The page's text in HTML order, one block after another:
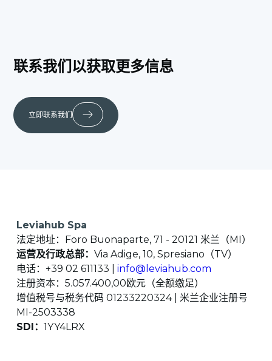
联系我们以获取更多信息
立即联系我们
Leviahub Spa
法定地址：Foro Buonaparte, 71 - 20121 米兰（MI）
运营及行政总部：Via Adige, 10, Spresiano（TV）
电话：+39 02 611133 |info@leviahub.com
注册资本：5.057.400,00欧元（全额缴足）
增值税号与税务代码 01233220324 | 米兰企业注册号
MI-2503338
SDI：1YY4LRX